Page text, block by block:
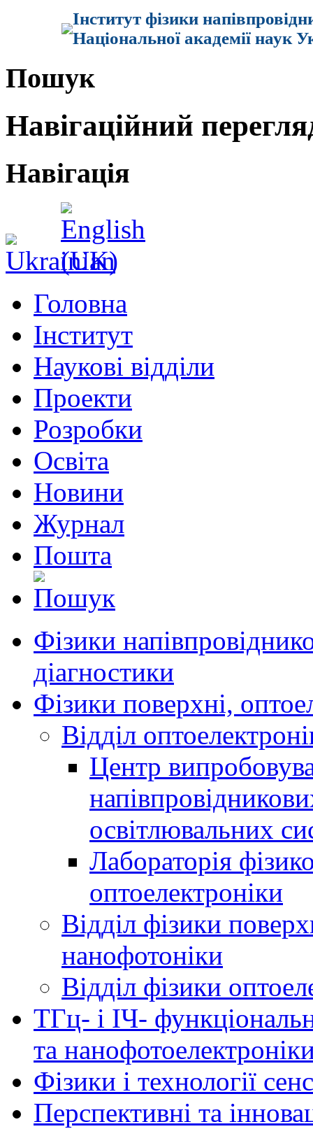
Інститут фізики
Національної академії наук
Пошук
Навігаційний
Навігація
Головна
Інститут
Наукові відділи
Проекти
Розробки
Освіта
Новини
Журнал
Пошта
Фізики
діагностики
Фізики поверхні,
Відділ
Центр
освітлювальних
Лабораторія
оптоелектроніки
Відділ фізики
нанофотоніки
Відділ фізики
ТГц- і ІЧ-
та
Фізики і технології
Перспективні та